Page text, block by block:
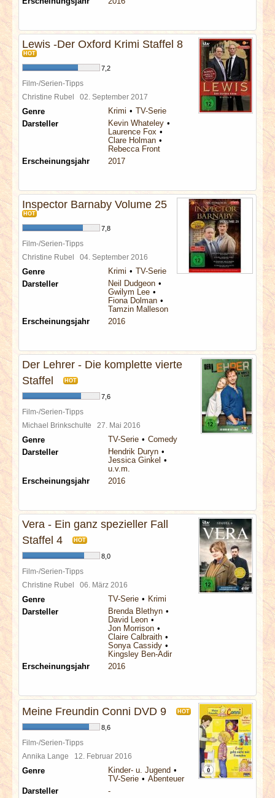
Lewis -Der Oxford Krimi Staffel 8
HOT
7,2
Film-/Serien-Tipps
Christine Rubel 02. September 2017
Genre Krimi
TV-Serie
Darsteller
Kevin Whateley
Laurence Fox
Clare Holman
Rebecca Front
Erscheinungsjahr
2017
Inspector Barnaby Volume 25
HOT
7,8
Film-/Serien-Tipps
Christine Rubel 04. September 2016
Genre Krimi
TV-Serie
Darsteller
Neil Dudgeon
Gwilym Lee
Fiona Dolman
Tamzin Malleson
Erscheinungsjahr
2016
Der Lehrer - Die komplette vierte
Staffel
HOT
7,6
Film-/Serien-Tipps
Michael Brinkschulte 27. Mai 2016
Genre TV-Serie
Comedy
Darsteller
Hendrik Duryn
Jessica Ginkel
u.v.m.
Erscheinungsjahr
2016
Vera - Ein ganz spezieller Fall
Staffel 4
HOT
8,0
Film-/Serien-Tipps
Christine Rubel 06. März 2016
Genre TV-Serie
Krimi
Darsteller
Brenda Blethyn
David Leon
Jon Morrison
Claire Calbraith
Sonya Cassidy
Kingsley Ben-Adir
Erscheinungsjahr
2016
Meine Freundin Conni DVD 9 HOT
8,6
Film-/Serien-Tipps
Annika Lange 12. Februar 2016
Genre
Kinder- u. Jugend
TV-Serie
Abenteuer
Darsteller
-